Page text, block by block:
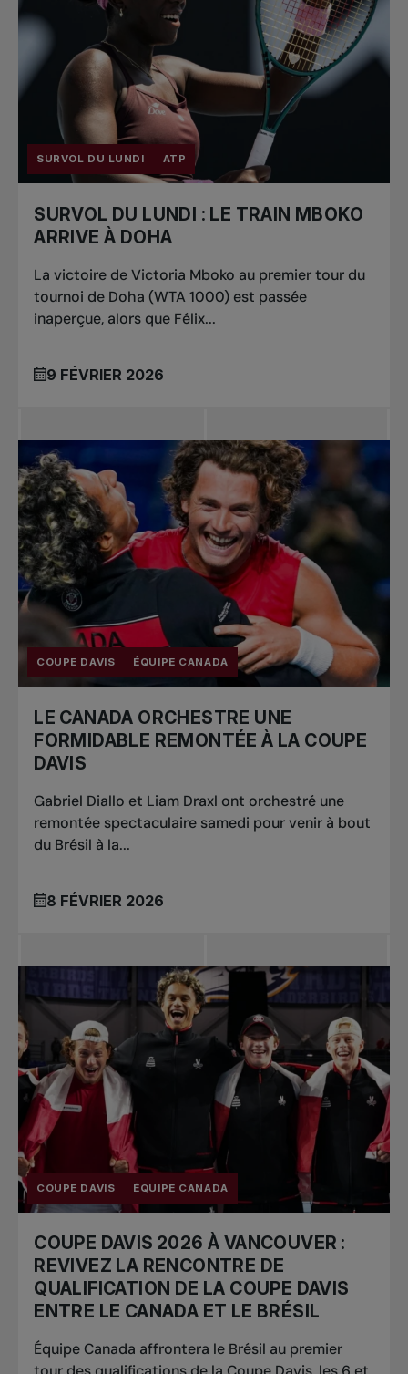
SURVOL DU LUNDI ATP
SURVOL DU LUNDI : LE TRAIN MBOKO
ARRIVE À DOHA
La victoire de Victoria Mboko au premier tour du
tournoi de Doha (WTA 1000) est passée
inaperçue, alors que Félix...
9 FÉVRIER 2026
COUPE DAVIS ÉQUIPE CANADA
LE CANADA ORCHESTRE UNE
FORMIDABLE REMONTÉE À LA COUPE
DAVIS
Gabriel Diallo et Liam Draxl ont orchestré une
remontée spectaculaire samedi pour venir à bout
du Brésil à la...
8 FÉVRIER 2026
COUPE DAVIS ÉQUIPE CANADA
COUPE DAVIS 2026 À VANCOUVER :
REVIVEZ LA RENCONTRE DE
QUALIFICATION DE LA COUPE DAVIS
ENTRE LE CANADA ET LE BRÉSIL
Équipe Canada affrontera le Brésil au premier